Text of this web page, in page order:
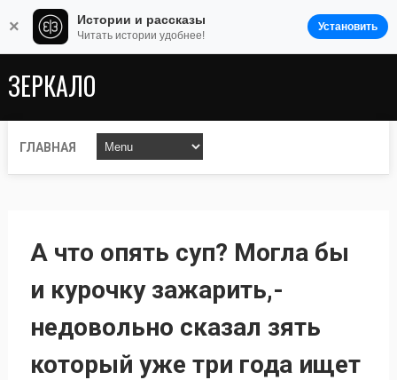
ЗЕРКАЛО
ГЛАВНАЯ
А что опять суп? Могла бы
и курочку зажарить,-
недовольно сказал зять
который уже три года ищет
× Истории и рассказы
Читать истории удобнее!
Установить